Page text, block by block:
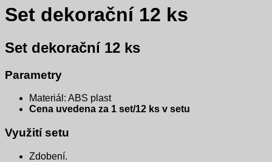
Set dekorační 12 ks
Set dekorační 12 ks
Parametry
Materiál: ABS plast
Cena uvedena za 1 set/12 ks v setu
Využití setu
Zdobení.